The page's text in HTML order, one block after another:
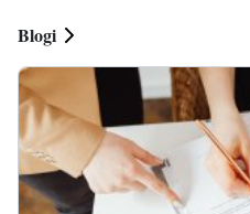
Blogi